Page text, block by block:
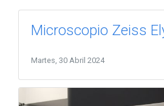
Microscopio Zeiss
Martes, 30 Abril 2024